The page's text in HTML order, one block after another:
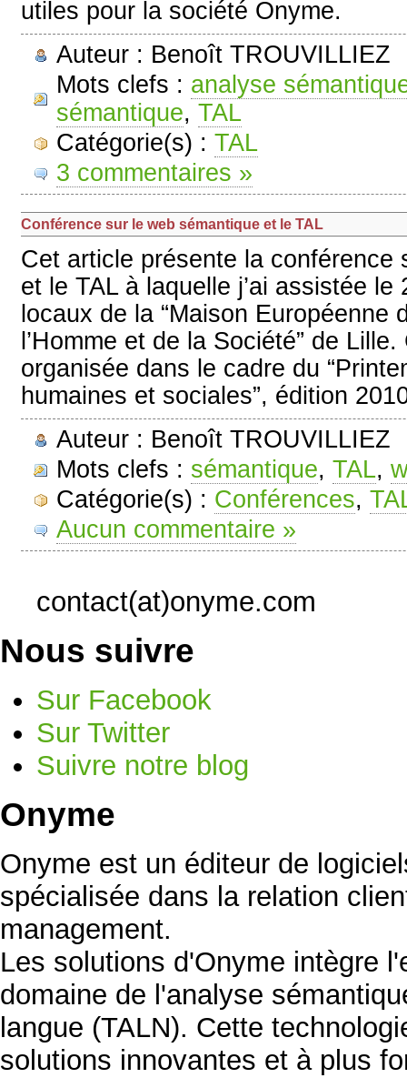
utiles pour la société Onyme.
Auteur : Benoît TROUVILLIEZ
Mots clefs : analyse
sémantique, TAL
Catégorie(s) : TAL
3 commentaires »
Conférence sur le web sémantique et le TAL
Cet article présente la conférence
et le TAL à laquelle j’ai assistée
locaux de la “Maison Européenne
l’Homme et de la Société” de
organisée dans le cadre du
humaines et sociales”, édition
Auteur : Benoît TROUVILLIEZ
Mots clefs : sémantique, TAL,
Catégorie(s) : Conférences,
Aucun commentaire »
contact(at)onyme.com
Nous suivre
Sur Facebook
Sur Twitter
Suivre notre blog
Onyme
Onyme est un éditeur de
spécialisée dans la relation
management.
Les solutions d'Onyme intègre
domaine de l'analyse
langue (TALN). Cette
solutions innovantes et à plus